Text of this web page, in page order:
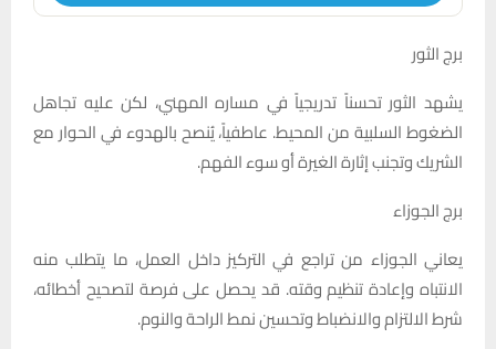
برج الثور
يشهد الثور تحسناً تدريجياً في مساره المهني، لكن عليه تجاهل
الضغوط السلبية من المحيط. عاطفياً، يُنصح بالهدوء في الحوار مع
الشريك وتجنب إثارة الغيرة أو سوء الفهم.
برج الجوزاء
يعاني الجوزاء من تراجع في التركيز داخل العمل، ما يتطلب منه
الانتباه وإعادة تنظيم وقته. قد يحصل على فرصة لتصحيح أخطائه،
شرط الالتزام والانضباط وتحسين نمط الراحة والنوم.